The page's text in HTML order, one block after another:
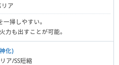
リア
掃しやすい。
力も出すことが可能。
化)
ア/SS短縮